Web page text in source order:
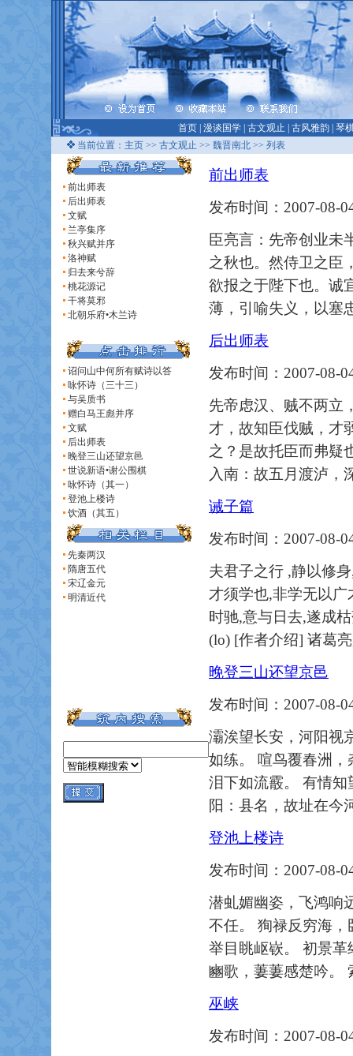
首页 漫谈国学 古文观止 古风雅韵 琴
当前位置： 主页 >> 古文观止 >> 魏晋南北 >> 列表
前出师表
后出师表
文赋
兰亭集序
秋兴赋并序
洛神赋
归去来兮辞
桃花源记
干将莫邪
北朝乐府•木兰诗
诏问山中何所有赋诗以答
咏怀诗（三十三）
与吴质书
赠白马王彪并序
文赋
后出师表
晚登三山还望京邑
世说新语•谢公围棋
咏怀诗（其一）
登池上楼诗
饮酒（其五）
先秦两汉
隋唐五代
宋辽金元
明清近代
前出师表
发布时间：2007-08-
臣亮言：先帝创业未
之秋也。然侍卫之臣
欲报之于陛下也。诚
薄，引喻失义，以塞
后出师表
发布时间：2007-08-
先帝虑汉、贼不两立
才，故知臣伐贼，才
之？是故托臣而弗疑
入南：故五月渡泸，
诫子篇
发布时间：2007-08-
夫君子之行 ,静以修
才须学也,非学无以
时驰,意与日去,遂成
(lo) [作者介绍] 诸葛
晚登三山还望京邑
发布时间：2007-08-
灞涘望长安，河阳视
如练。 喧鸟覆春洲
泪下如流霰。 有情知
阳：县名，故址在今
登池上楼诗
发布时间：2007-08-
潜虬媚幽姿，飞鸿响
不任。 狥禄反穷海
举目眺岖嵚。 初景
豳歌，萋萋感楚吟。
巫峡
发布时间：2007-08-